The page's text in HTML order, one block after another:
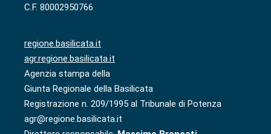
C.F. 80002950766
regione.basilicata.it
agr.regione.basilicata.it
Agenzia stampa della
Giunta Regionale della Basilicata
Registrazione n. 209/1995 al Tribunale di Potenza
agr@regione.basilicata.it